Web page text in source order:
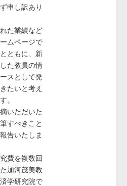
申し訳あり
た業績など
ムページで
ともに、新
た教員の情
スとして発
たいと考え
。
いただいた
すべきこと
告いたしま
費を複数回
加河茂美教
学研究院で